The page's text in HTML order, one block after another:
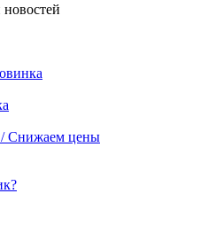
/ Снижаем цены